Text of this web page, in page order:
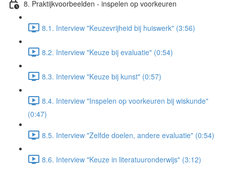
8. Praktijkvoorbeelden - inspelen op voorkeuren
8.1. Interview "Keuzevrijheid bij huiswerk" (3:56)
8.2. Interview "Keuze bij evaluatie" (0:54)
8.3. Interview "Keuze bij kunst" (0:57)
8.4. Interview "Inspelen op voorkeuren bij wiskunde"
(0:47)
8.5. Interview "Zelfde doelen, andere evaluatie" (0:54)
8.6. Interview "Keuze in literatuuronderwijs" (3:12)